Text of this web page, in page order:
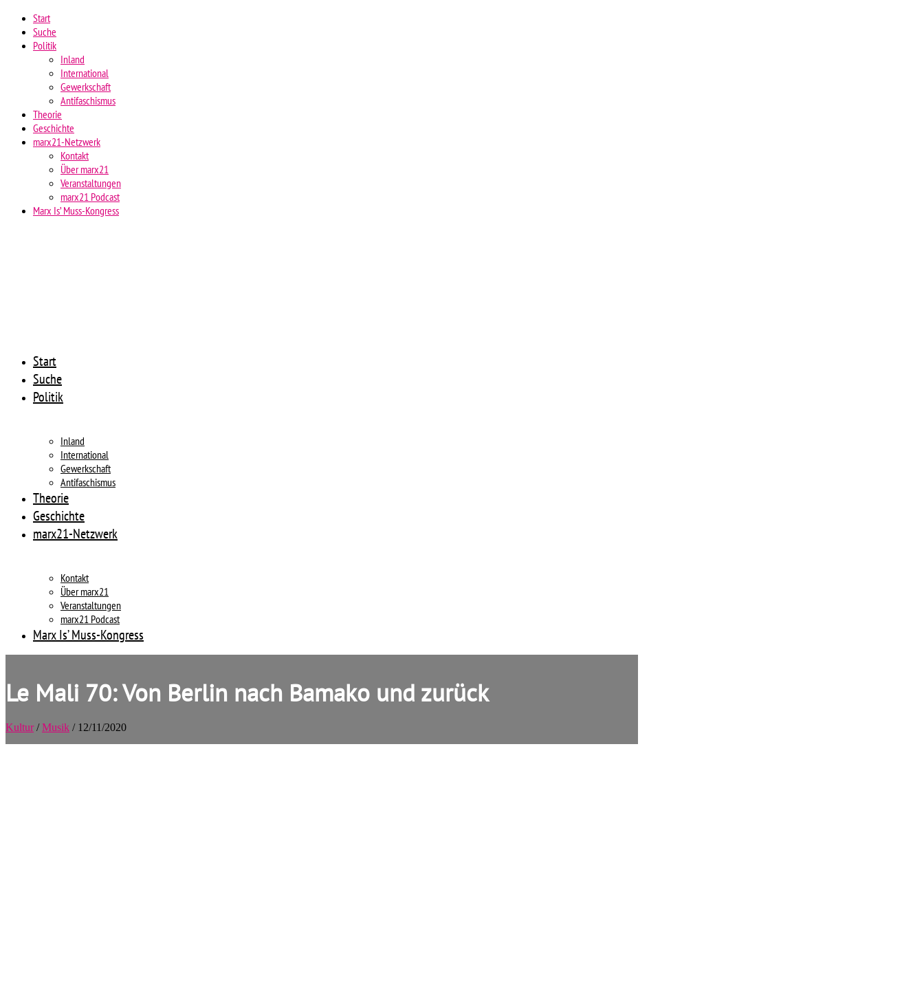
Start
Suche
Politik
Inland
International
Gewerkschaft
Antifaschismus
Theorie
Geschichte
marx21-Netzwerk
Kontakt
Über marx21
Veranstaltungen
marx21 Podcast
Marx Is’ Muss-Kongress
Start
Suche
Politik
Inland
International
Gewerkschaft
Antifaschismus
Theorie
Geschichte
marx21-Netzwerk
Kontakt
Über marx21
Veranstaltungen
marx21 Podcast
Marx Is’ Muss-Kongress
Le Mali 70: Von Berlin nach Bamako und zurück
Kultur/Musik / 12/11/2020